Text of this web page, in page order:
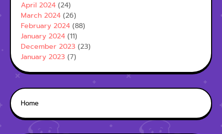
April 2024 (24)
March 2024 (26)
February 2024 (88)
January 2024 (11)
December 2023 (23)
January 2023 (7)
Home